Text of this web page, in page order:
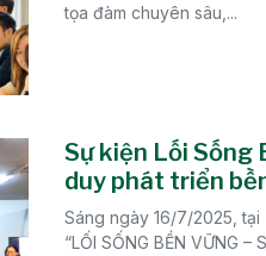
tọa đàm chuyên sâu,...
Sự kiện Lối Sống
duy phát triển
Sáng ngày 16/7/2025, tại
“LỐI SỐNG BỀN VỮNG –